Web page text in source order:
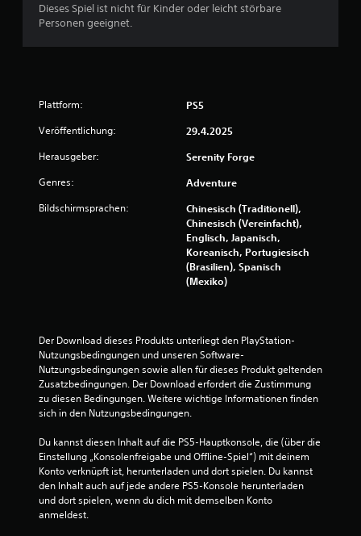
n
5
e
r
e
n
Dieses Spiel ist nicht für Kinder oder leicht störbare
Personen geeignet.
Plattform: PS5
Veröffentlichung: 29.4.2025
Herausgeber: Serenity Forge
Genres: Adventure
Bildschirmsprachen:
Chinesisch (Traditionell),
Chinesisch (Vereinfacht),
Englisch, Japanisch,
Koreanisch, Portugiesisch
(Brasilien), Spanisch
(Mexiko)
Der Download dieses Produkts unterliegt den PlayStation-
Nutzungsbedingungen und unseren Software-
Nutzungsbedingungen sowie allen für dieses Produkt geltenden
Zusatzbedingungen. Der Download erfordert die Zustimmung
zu diesen Bedingungen. Weitere wichtige Informationen finden
sich in den Nutzungsbedingungen.
Du kannst diesen Inhalt auf die PS5-Hauptkonsole, die (über die
Einstellung „Konsolenfreigabe und Offline-Spiel“) mit deinem
Konto verknüpft ist, herunterladen und dort spielen. Du kannst
den Inhalt auch auf jede andere PS5-Konsole herunterladen
und dort spielen, wenn du dich mit demselben Konto
anmeldest.